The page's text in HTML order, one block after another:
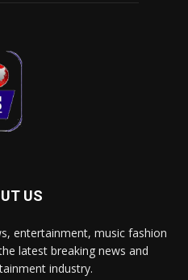
US
entertainment, music fashion
latest breaking news and
industry.